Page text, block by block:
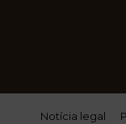
Notícia legal